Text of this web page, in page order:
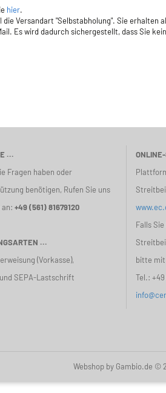
hier.
Versandart "Selbstabholung". Sie erhalten
Es wird dadurch sichergestellt, dass Sie
...
Fragen haben oder
benötigen, Rufen Sie uns
+49 (561) 81679120
...
(Vorkasse),
SEPA-Lastschrift
Falls
bitte mit
Tel.: +49
Webshop by Gambio.de ©